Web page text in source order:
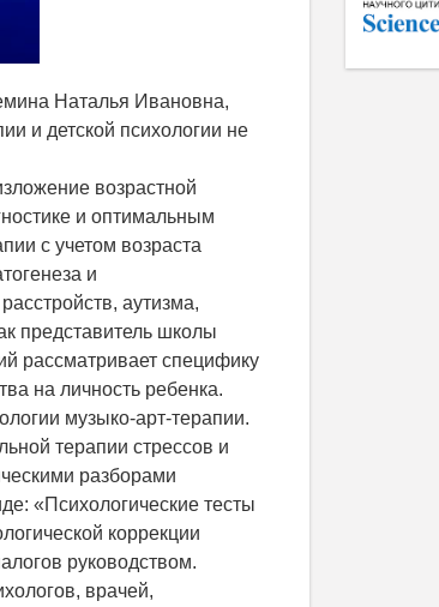
Наталья Ивановна,
и детской психологии не
возрастной
и оптимальным
с учетом возраста
и
аутизма,
представитель школы
рассматривает специфику
на личность ребенка.
музыко-арт-терапии.
терапии стрессов и
разборами
«Психологические тесты
коррекции
руководством.
врачей,